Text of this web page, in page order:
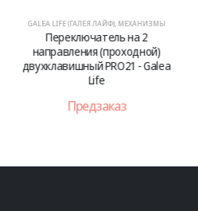
GALEA LIFE (ГАЛЕЯ ЛАЙФ),МЕХАНИЗМЫ
Розетка с заземлением с
автоматическим зажимом
провода. Galea Life